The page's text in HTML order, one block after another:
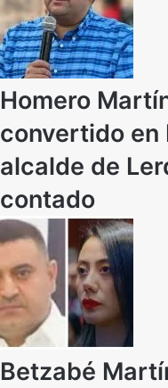
Homero
convertido en
alcalde de
contado
Betzabé